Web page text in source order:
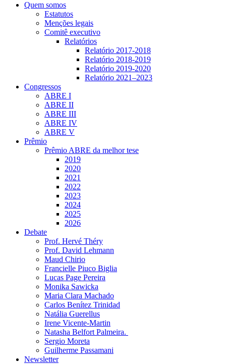
Quem somos
Estatutos
Menções legais
Comitê executivo
Relatórios
Relatório 2017-2018
Relatório 2018-2019
Relatório 2019-2020
Relatório 2021‒2023
Congressos
ABRE I
ABRE II
ABRE III
ABRE IV
ABRE V
Prêmio
Prêmio ABRE da melhor tese
2019
2020
2021
2022
2023
2024
2025
2026
Debate
Prof. Hervé Théry
Prof. David Lehmann
Maud Chirio
Francielle Piuco Biglia
Lucas Page Pereira
Monika Sawicka
Maria Clara Machado
Carlos Benítez Trinidad
Natália Guerellus
Irene Vicente-Martin
Natasha Belfort Palmeira.
Sergio Moreta
Guilherme Passamani
Newsletter